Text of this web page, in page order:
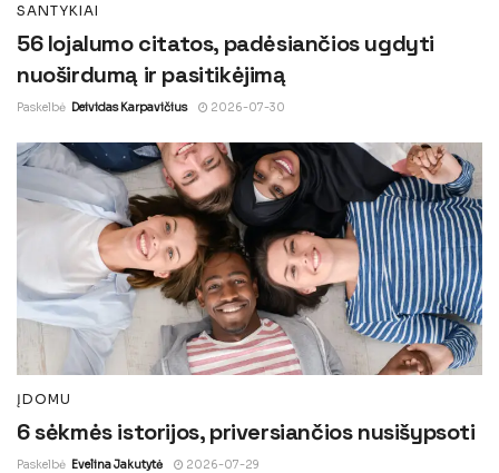
SANTYKIAI
56 lojalumo citatos, padėsiančios ugdyti
nuoširdumą ir pasitikėjimą
Paskelbė Deividas Karpavičius 2026-07-30
ĮDOMU
6 sėkmės istorijos, priversiančios nusišypsoti
Paskelbė Evelina Jakutytė 2026-07-29